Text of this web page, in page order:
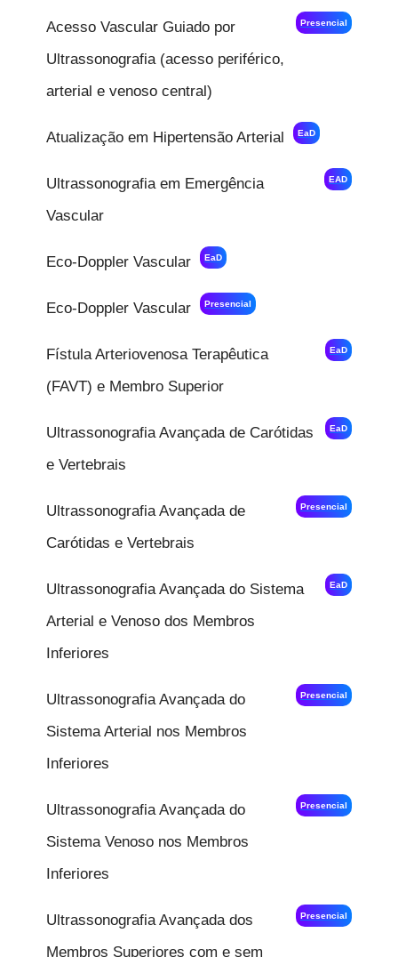
Acesso Vascular Guiado por
Ultrassonografia (acesso periférico,
arterial e venoso central)
Presencial
Atualização em Hipertensão Arterial EaD
Ultrassonografia em Emergência
Vascular
EAD
Eco-Doppler Vascular EaD
Eco-Doppler Vascular Presencial
Fístula Arteriovenosa Terapêutica
(FAVT) e Membro Superior
EaD
Ultrassonografia Avançada de Carótidas
e Vertebrais
EaD
Ultrassonografia Avançada de
Carótidas e Vertebrais
Presencial
Ultrassonografia Avançada do Sistema
Arterial e Venoso dos Membros
Inferiores
EaD
Ultrassonografia Avançada do
Sistema Arterial nos Membros
Inferiores
Presencial
Ultrassonografia Avançada do
Sistema Venoso nos Membros
Inferiores
Presencial
Ultrassonografia Avançada dos
Membros Superiores com e sem
Presencial